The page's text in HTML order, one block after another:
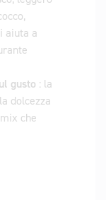
aiuta a
gusto : la
dolcezza
che